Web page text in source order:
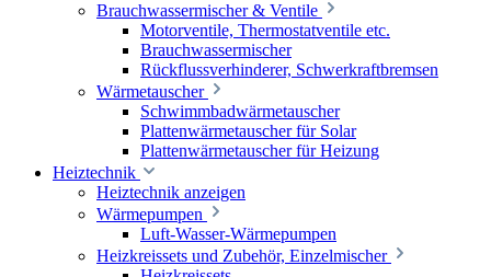
Brauchwassermischer & Ventile
Motorventile, Thermostatventile etc.
Brauchwassermischer
Rückflussverhinderer, Schwerkraftbremsen
Wärmetauscher
Schwimmbadwärmetauscher
Plattenwärmetauscher für Solar
Plattenwärmetauscher für Heizung
Heiztechnik
Heiztechnik anzeigen
Wärmepumpen
Luft-Wasser-Wärmepumpen
Heizkreissets und Zubehör, Einzelmischer